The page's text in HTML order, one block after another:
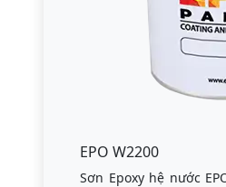
EPO W2200
Sơn Epoxy hệ nước